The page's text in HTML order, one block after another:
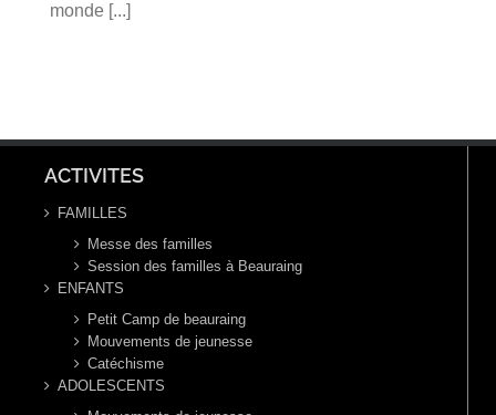
monde [...]
ACTIVITES
FAMILLES
Messe des familles
Session des familles à Beauraing
ENFANTS
Petit Camp de beauraing
Mouvements de jeunesse
Catéchisme
ADOLESCENTS